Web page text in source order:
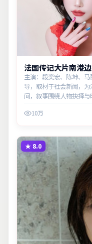
法国传记大片南港
主演：段奕宏、陈坤、
导，取材于社会新闻，
间，叙事围绕人物抉择
10万
★ 8.0